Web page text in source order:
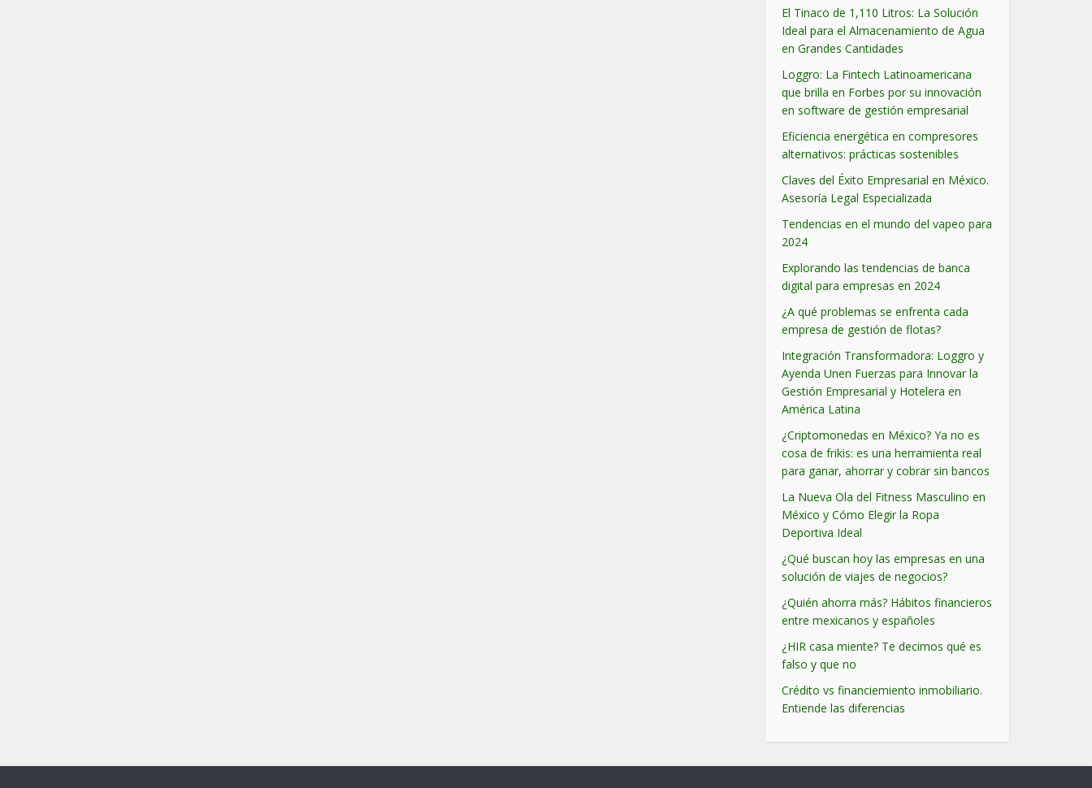
El Tinaco de 1,110 Litros: La Solución
Ideal para el Almacenamiento de Agua
en Grandes Cantidades
Loggro: La Fintech Latinoamericana
que brilla en Forbes por su innovación
en software de gestión empresarial
Eficiencia energética en compresores
alternativos: prácticas sostenibles
Claves del Éxito Empresarial en México.
Asesoría Legal Especializada
Tendencias en el mundo del vapeo para
2024
Explorando las tendencias de banca
digital para empresas en 2024
¿A qué problemas se enfrenta cada
empresa de gestión de flotas?
Integración Transformadora: Loggro y
Ayenda Unen Fuerzas para Innovar la
Gestión Empresarial y Hotelera en
América Latina
¿Criptomonedas en México? Ya no es
cosa de frikis: es una herramienta real
para ganar, ahorrar y cobrar sin bancos
La Nueva Ola del Fitness Masculino en
México y Cómo Elegir la Ropa
Deportiva Ideal
¿Qué buscan hoy las empresas en una
solución de viajes de negocios?
¿Quién ahorra más? Hábitos financieros
entre mexicanos y españoles
¿HIR casa miente? Te decimos qué es
falso y que no
Crédito vs financiemiento inmobiliario.
Entiende las diferencias